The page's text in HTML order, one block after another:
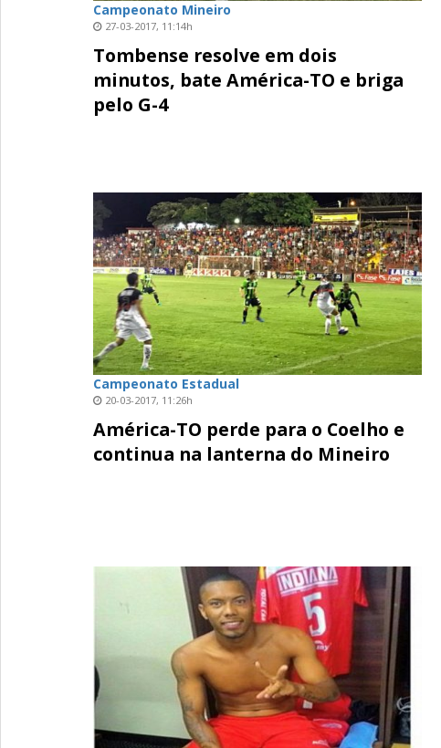
Campeonato Mineiro
27-03-2017, 11:14h
Tombense resolve em dois
minutos, bate América-TO e briga
pelo G-4
Campeonato Estadual
20-03-2017, 11:26h
América-TO perde para o Coelho e
continua na lanterna do Mineiro